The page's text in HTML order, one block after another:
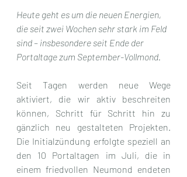
Heute geht es um die neuen Energien,
die seit zwei Wochen sehr stark im Feld
sind – insbesondere seit Ende der
Portaltage zum September-Vollmond.
Seit Tagen werden neue Wege
aktiviert, die wir aktiv beschreiten
können, Schritt für Schritt hin zu
gänzlich neu gestalteten Projekten.
Die Initialzündung erfolgte speziell an
den 10 Portaltagen im Juli, die in
einem friedvollen Neumond endeten